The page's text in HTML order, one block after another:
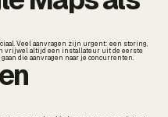
Veel aanvragen zijn urgent: een storing,
vrijwel altijd een installateur uit de eerste
die aanvragen naar je concurrenten.